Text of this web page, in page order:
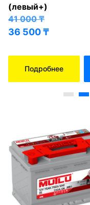
(левый+)
41 000₸
36 500₸
Подробнее